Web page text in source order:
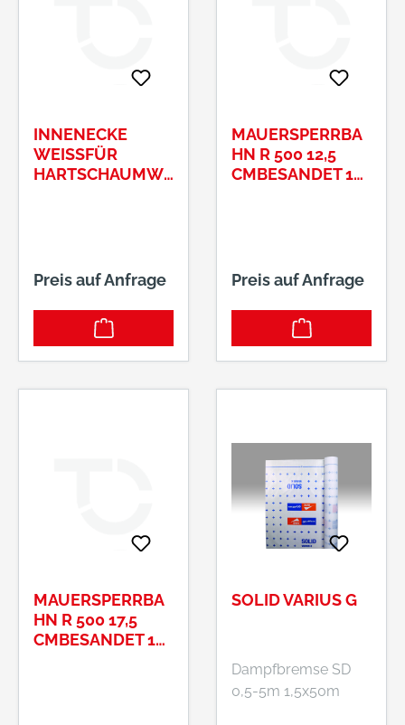
INNENECKE
WEISSFÜR H
ARTSCHAUMWIN
Preis auf Anfrage
MAUERSPERRBA
HN R 500 12,5
CMBESANDET 10
Preis auf Anfrage
MAUERSPERRBA
HN R 500 17,5
CMBESANDET 10
SOLID VARIUS G
Dampfbremse SD
0,5-5m 1,5x50m